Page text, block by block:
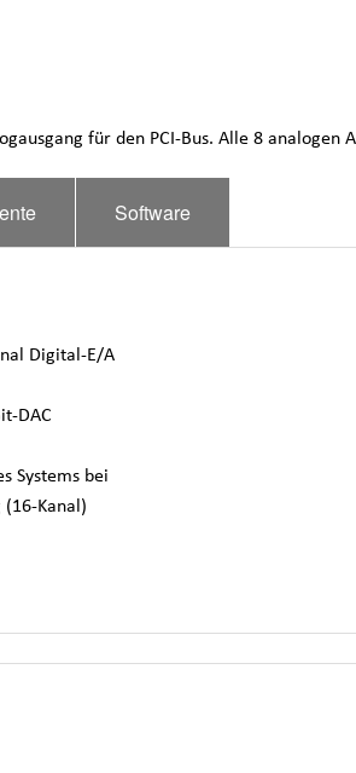
für den PCI-Bus. Alle 8 analogen
Software
Digital-E/A
DAC
Systems bei
Kanal)